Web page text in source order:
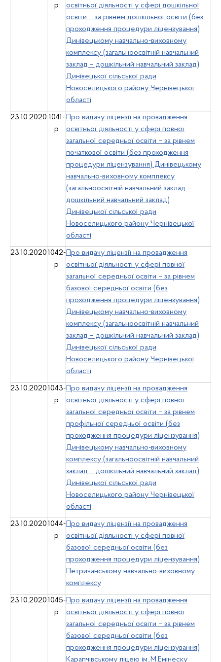
р
освітньої діяльності у сфері дошкільної
освіти – за рівнем дошкільної освіти (без
проходження процедури ліцензування)
Динівецькому навчально-виховному
комплексу (загальноосвітній навчальний
заклад – дошкільний навчальний заклад)
Динівецької сільської ради
Новоселицького району Чернівецької
області
23.10.2020 1041-
р
Про видачу ліцензії на провадження
освітньої діяльності у сфері повної
загальної середньої освіти – за рівнем
початкової освіти (без проходження
процедури ліцензування) Динівецькому
навчально-виховному комплексу
(загальноосвітній навчальний заклад –
дошкільний навчальний заклад)
Динівецької сільської ради
Новоселицького району Чернівецької
області
23.10.20201042-
р
Про видачу ліцензії на провадження
освітньої діяльності у сфері повної
загальної середньої освіти – за рівнем
базової середньої освіти (без
проходження процедури ліцензування)
Динівецькому навчально-виховному
комплексу (загальноосвітній навчальний
заклад – дошкільний навчальний заклад)
Динівецької сільської ради
Новоселицького району Чернівецької
області
23.10.20201043-
р
Про видачу ліцензії на провадження
освітньої діяльності у сфері повної
загальної середньої освіти – за рівнем
профільної середньої освіти (без
проходження процедури ліцензування)
Динівецькому навчально-виховному
комплексу (загальноосвітній навчальний
заклад – дошкільний навчальний заклад)
Динівецької сільської ради
Новоселицького району Чернівецької
області
23.10.20201044-
р
Про видачу ліцензії на провадження
освітньої діяльності у сфері повної
базової середньої освіти (без
проходження процедури ліцензування)
Петричанському навчально-виховному
комплексу
23.10.20201045-
р
Про видачу ліцензії на провадження
освітньої діяльності у сфері повної
загальної середньої освіти – за рівнем
базової середньої освіти (без
проходження процедури ліцензування)
Карапчівському ліцею ім..М.Емінеску